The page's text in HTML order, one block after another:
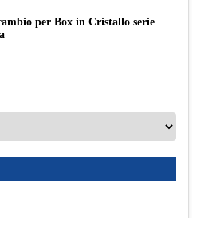
per Box in Cristallo serie